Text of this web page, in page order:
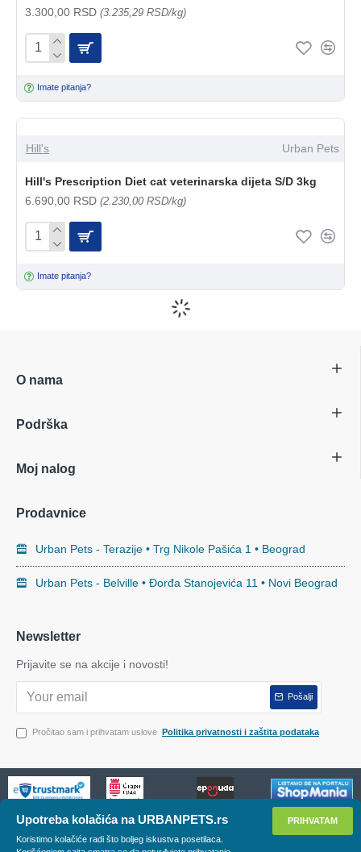
3.300,00 RSD (3.235,29 RSD/kg)
Imate pitanja?
Hill's Urban Pets
Hill's Prescription Diet cat veterinarska dijeta S/D 3kg
6.690,00 RSD (2.230,00 RSD/kg)
Imate pitanja?
O nama
Podrška
Moj nalog
Prodavnice
Urban Pets - Terazije • Trg Nikole Pašića 1 • Beograd
Urban Pets - Belville • Đorđa Stanojevića 11 • Novi Beograd
Newsletter
Prijavite se na akcije i novosti!
Pošalji
Pročitao sam i prihvatam uslove Politika privatnosti i zaštita podataka
PRIHVATAM
Upotreba kolačića na URBANPETS.rs
Koristimo kolačiće radi što boljeg iskustva posetilaca.
PRIMENI FILTER